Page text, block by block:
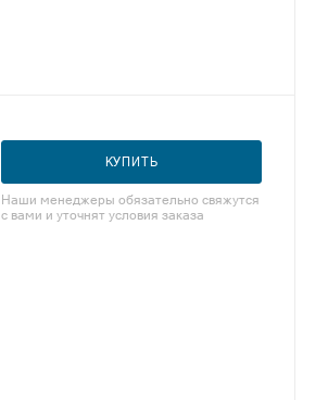
КУПИТЬ
Наши менеджеры обязательно свяжутся
с вами и уточнят условия заказа